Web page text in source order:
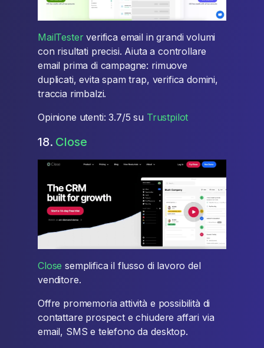
MailTesterverifica email in grandi volumi
con risultati precisi. Aiuta a controllare
email prima di campagne: rimuove
duplicati, evita spam trap, verifica domini,
traccia rimbalzi.
Opinione utenti: 3.7/5 su Trustpilot
18. Close
Close semplifica il flusso di lavoro del
venditore.
Offre promemoria attività e possibilità di
contattare prospect e chiudere affari via
email, SMS e telefono da desktop.